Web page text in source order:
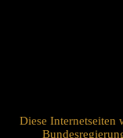
Diese Internetseiten